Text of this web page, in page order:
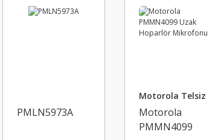
PMLN5973A
Motorola Telsiz
Motorola
PMMN4099